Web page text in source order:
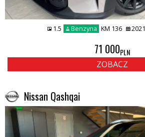
1.5 Benzyna KM 136 2021
71 000PLN
ZOBACZ
Nissan Qashqai